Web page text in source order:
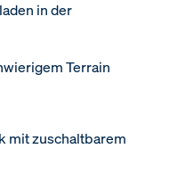
in der
Terrain
mit zuschaltbarem